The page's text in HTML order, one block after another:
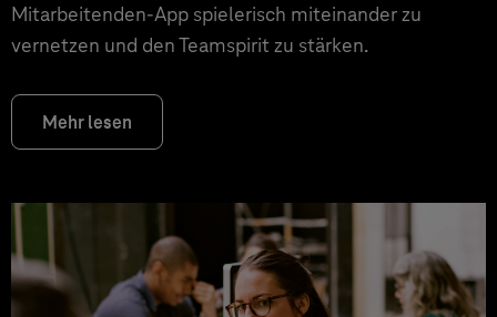
Mitarbeitenden-App spielerisch miteinander zu
vernetzen und den Teamspirit zu stärken.
Mehr lesen